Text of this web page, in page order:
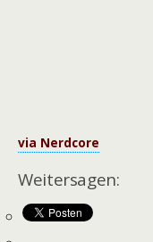
via Nerdcore
Weitersagen: